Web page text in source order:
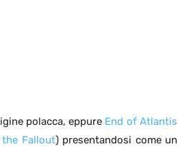
polacca, eppure End of Atlantis
the Fallout) presentandosi come un